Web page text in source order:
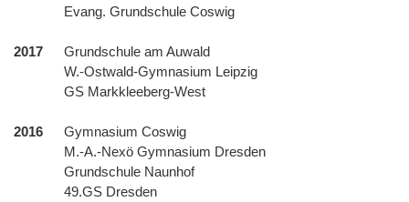
Evang. Grundschule Coswig
2017
Grundschule am Auwald
W.-Ostwald-Gymnasium Leipzig
GS Markkleeberg-West
2016
Gymnasium Coswig
M.-A.-Nexö Gymnasium Dresden
Grundschule Naunhof
49.GS Dresden